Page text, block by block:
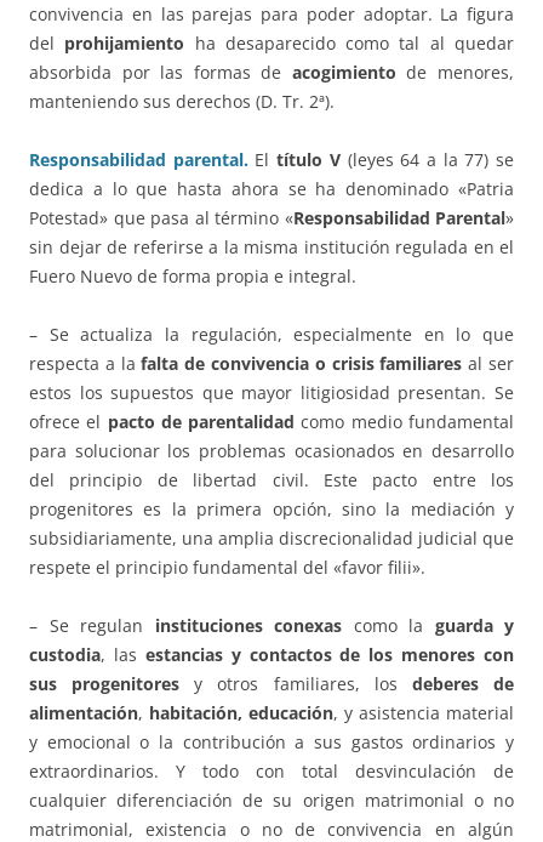
convivencia en las parejas para poder adoptar. La figura
del prohijamiento ha desaparecido como tal al quedar
absorbida por las formas de acogimiento de menores,
manteniendo sus derechos (D. Tr. 2ª).
Responsabilidad parental.Eltítulo V (leyes 64 a la 77) se
dedica a lo que hasta ahora se ha denominado «Patria
Potestad» que pasa al término «Responsabilidad Parental»
sin dejar de referirse a la misma institución regulada en el
Fuero Nuevo de forma propia e integral.
– Se actualiza la regulación, especialmente en lo que
respecta a lafalta de convivencia o crisis familiares al ser
estos los supuestos que mayor litigiosidad presentan. Se
ofrece el pacto de parentalidad como medio fundamental
para solucionar los problemas ocasionados en desarrollo
del principio de libertad civil. Este pacto entre los
progenitores es la primera opción, sino la mediación y
subsidiariamente, una amplia discrecionalidad judicial que
respete el principio fundamental del «favor filii».
– Se regulan instituciones conexas como la guarda y
custodia, las estancias y contactos de los menores con
sus progenitores y otros familiares, los deberes de
alimentación, habitación, educación, y asistencia material
y emocional o la contribución a sus gastos ordinarios y
extraordinarios. Y todo con total desvinculación de
cualquier diferenciación de su origen matrimonial o no
matrimonial, existencia o no de convivencia en algún